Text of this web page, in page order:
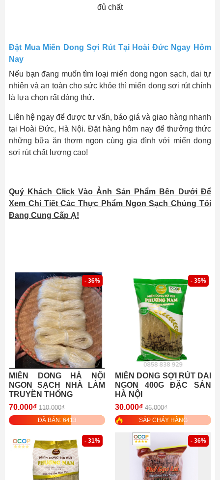
đủ chất
Đặt Mua Miến Dong Sợi Rút Tại Hoài Đức Ngay Hôm
Nay
Nếu bạn đang muốn tìm loại miến dong ngon sạch, dai tự
nhiên và an toàn cho sức khỏe thì miến dong sợi rút chính
là lựa chọn rất đáng thử.
Liên hệ ngay để được tư vấn, báo giá và giao hàng nhanh
tại Hoài Đức, Hà Nội. Đặt hàng hôm nay để thưởng thức
những bữa ăn thơm ngon cùng gia đình với miến dong
sợi rút chất lượng cao!
Quý Khách Click Vào Ảnh Sản Phẩm Bên Dưới Để
Xem Chi Tiết Các Thực Phẩm Ngon Sạch Chúng Tôi
Đang Cung Cấp Ạ!
- 36%
MIẾN DONG HÀ NỘI
NGON SẠCH NHÀ LÀM
TRUYỀN THỐNG
70.000₫ 110.000₫
ĐÃ BÁN: 6413
- 35%
MIẾN DONG SỢI RÚT DAI
NGON 400G ĐẶC SẢN
HÀ NỘI
30.000₫ 46.000₫
SẮP CHÁY HÀNG
- 31% - 36%